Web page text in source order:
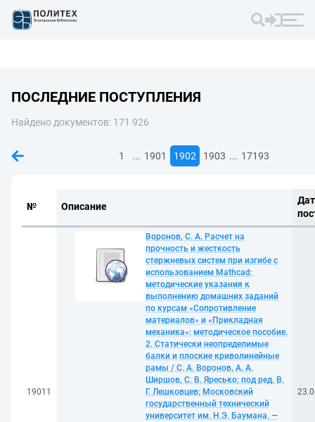
ПОСЛЕДНИЕ ПОСТУПЛЕНИЯ
Найдено документов: 171 926
1 ... 1901 1902 1903 ... 17193
№ Описание
19011
Воронов, С. А. Расчет на
прочность и жесткость
стержневых систем при изгибе с
использованием Mathcad:
методические указания к
выполнению домашних заданий
по курсам «Сопротивление
материалов» и «Прикладная
механика»: методическое пособие.
2. Статически неопределимые
балки и плоские криволинейные
рамы / С. А. Воронов, А. А.
Ширшов, С. В. Яресько; под ред. В.
Г. Лешковцев; Московский
государственный технический
университет им. Н.Э. Баумана. —